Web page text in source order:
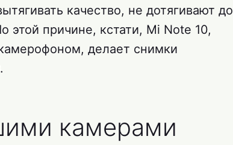
качество, не дотягивают до
этой причине, кстати, Mi Note 10,
делает снимки
камерами